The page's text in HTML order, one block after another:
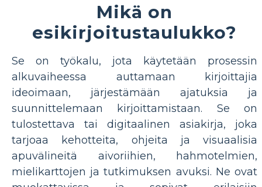
Mikä on
esikirjoitustaulukko?
Se on työkalu, jota käytetään prosessin
alkuvaiheessa auttamaan kirjoittajia
ideoimaan, järjestämään ajatuksia ja
suunnittelemaan kirjoittamistaan. Se on
tulostettava tai digitaalinen asiakirja, joka
tarjoaa kehotteita, ohjeita ja visuaalisia
apuvälineitä aivoriihien, hahmotelmien,
mielikarttojen ja tutkimuksen avuksi. Ne ovat